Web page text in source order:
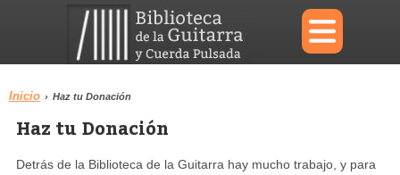
Menu
Inicio › Haz tu Donación
Haz tu Donación
Detrás de la Biblioteca de la Guitarra hay mucho trabajo, y para